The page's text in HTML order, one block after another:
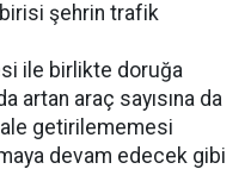
şehrin trafik
ile birlikte doruğa
artan araç sayısına da
getirilememesi
devam edecek gibi